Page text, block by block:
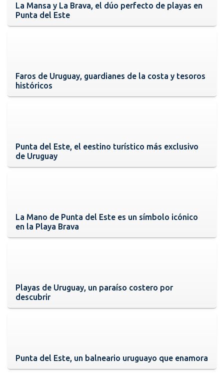
La Mansa y La Brava, el dúo perfecto de playas en
Punta del Este
Faros de Uruguay, guardianes de la costa y tesoros
históricos
Punta del Este, el eestino turístico más exclusivo
de Uruguay
La Mano de Punta del Este es un símbolo icónico
en la Playa Brava
Playas de Uruguay, un paraíso costero por
descubrir
Punta del Este, un balneario uruguayo que enamora